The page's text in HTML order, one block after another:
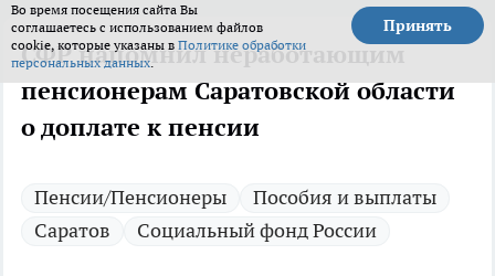
Во время посещения сайта Вы
соглашаетесь с использованием файлов
cookie, которые указаны в Политике обработки
персональных данных.
Принять
СФР напомнил неработающим
пенсионерам Саратовской области
о доплате к пенсии
Пенсии/Пенсионеры
Пособия и выплаты
Саратов
Социальный фонд России